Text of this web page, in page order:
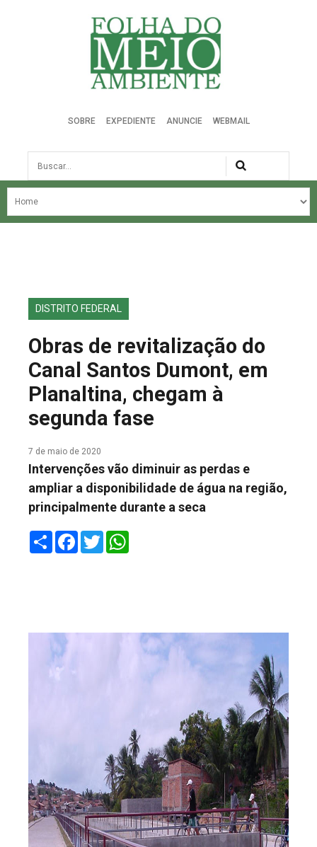
Folha do Meio Ambiente
SOBRE EXPEDIENTE ANUNCIE WEBMAIL
Busca
NOSSA HISTÓRIA
EDIÇÕES ANTERIORES
FALE CONOSCO
DISTRITO FEDERAL
Obras de revitalização do
Canal Santos Dumont, em
Planaltina, chegam à
segunda fase
7 de maio de 2020
Intervenções vão diminuir as perdas e
ampliar a disponibilidade de água na região,
principalmente durante a seca
ShareFacebook
Twitter